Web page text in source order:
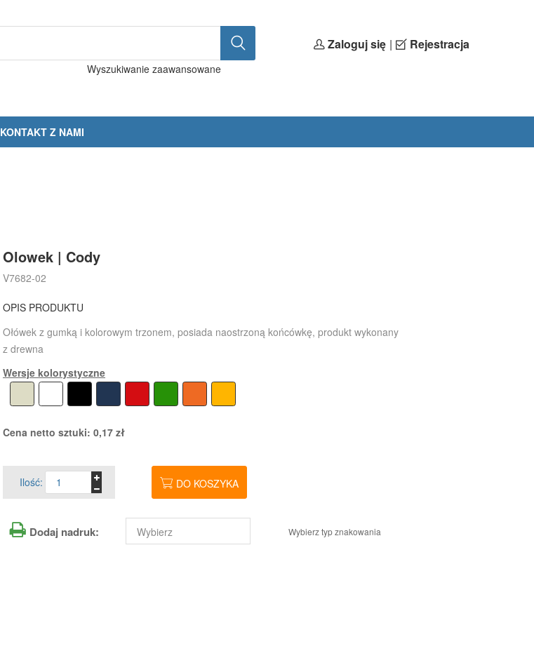
Wyszukiwanie zaawansowane
Zaloguj się | Rejestracja
KONTAKT Z NAMI
Olowek | Cody
V7682-02
OPIS PRODUKTU
Ołówek z gumką i kolorowym trzonem, posiada naostrzoną końcówkę, produkt wykonany
z drewna
Wersje kolorystyczne
Cena netto sztuki: 0,17 zł
Ilość: DO KOSZYKA
Dodaj nadruk: Wybierz typ znakowania